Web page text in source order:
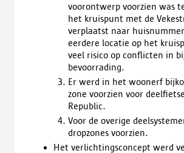
voorontwerp voorzien was
het kruispunt met de
verplaatst naar
eerdere locatie op het
veel risico op conflicten in
bevoorrading.
Er werd in het woonerf
zone voorzien voor
Republic.
Voor de overige
dropzones voorzien.
Het verlichtingsconcept werd